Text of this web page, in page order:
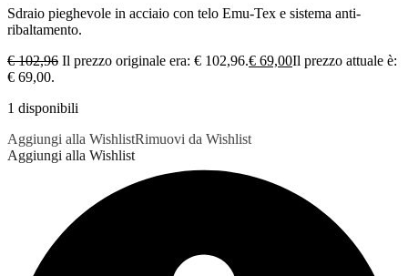
Sdraio pieghevole in acciaio con telo Emu-Tex e sistema anti-
ribaltamento.
€102,96 Il prezzo originale era: € 102,96.€ 69,00Il prezzo attuale è:
€ 69,00.
1 disponibili
Aggiungi alla WishlistRimuovi da Wishlist
Aggiungi alla Wishlist